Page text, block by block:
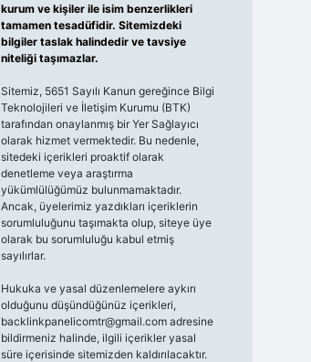
kurum ve kişiler ile isim benzerlikleri
tamamen tesadüfidir. Sitemizdeki
bilgiler taslak halindedir ve tavsiye
niteliği taşımazlar.
Sitemiz, 5651 Sayılı Kanun gereğince Bilgi
Teknolojileri ve İletişim Kurumu (BTK)
tarafından onaylanmış bir Yer Sağlayıcı
olarak hizmet vermektedir. Bu nedenle,
sitedeki içerikleri proaktif olarak
denetleme veya araştırma
yükümlülüğümüz bulunmamaktadır.
Ancak, üyelerimiz yazdıkları içeriklerin
sorumluluğunu taşımakta olup, siteye üye
olarak bu sorumluluğu kabul etmiş
sayılırlar.
Hukuka ve yasal düzenlemelere aykırı
olduğunu düşündüğünüz içerikleri,
backlinkpanelicomtr@gmail.comadresine
bildirmeniz halinde, ilgili içerikler yasal
süre içerisinde sitemizden kaldırılacaktır.